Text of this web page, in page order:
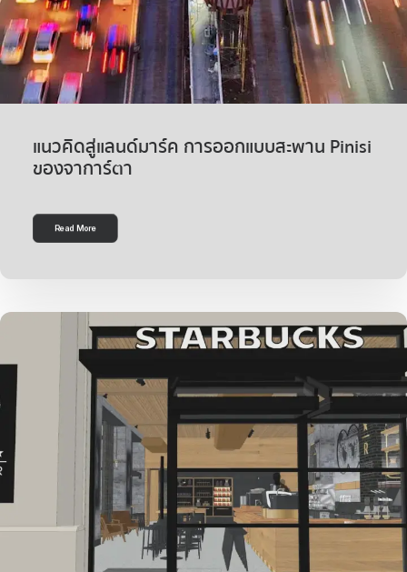
แนวคิดสู่แลนด์มาร์ค การออกแบบสะพาน Pinisi
ของจาการ์ตา
Read More